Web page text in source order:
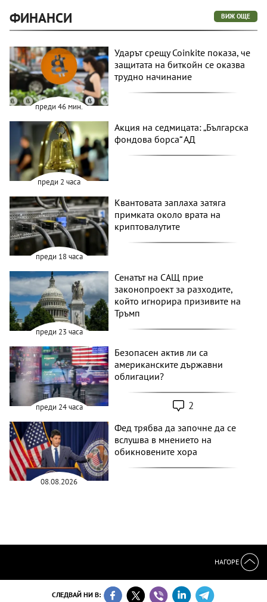
ФИНАНСИ ВИЖ ОЩЕ
преди 46 мин.
Ударът срещу Coinkite показа, че
защитата на биткойн се оказва
трудно начинание
преди 2 часа
Акция на седмицата: „Българска
фондова борса“ АД
преди 18 часа
Квантовата заплаха затяга
примката около врата на
криптовалутите
преди 23 часа
Сенатът на САЩ прие
законопроект за разходите,
който игнорира призивите на
Тръмп
преди 24 часа
Безопасен актив ли са
американските държавни
облигации?
2
08.08.2026
Фед трябва да започне да се
вслушва в мнението на
обикновените хора
НАГОРЕ
СЛЕДВАЙ НИ В: